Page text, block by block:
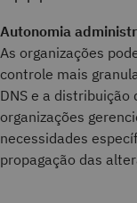
Autonomia
As organizações
controle mais
DNS e a distribuição
organizações
necessidades
propagação das